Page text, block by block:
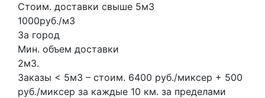
Стоим. доставки свыше 5м3
1000руб./м3
За город
Мин. объем доставки
2м3.
Заказы < 5м3 – стоим. 6400 руб./миксер + 500
руб./миксер за каждые 10 км. за пределами